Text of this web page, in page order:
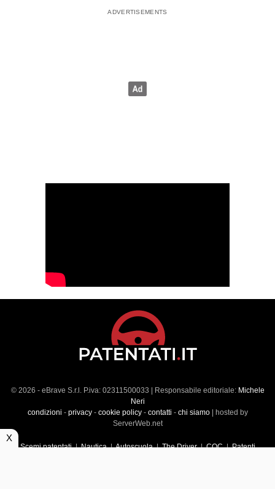
© 2026 - eBrave S.r.l. P.iva: 02311500033 | Responsabile editoriale: Michele
Neri
condizioni - privacy- cookie policy- contatti - chi siamo| hosted by
ServerWeb.net
Scemi patentati|Nautica|Autoscuola|The Driver|CQC|Patenti
X